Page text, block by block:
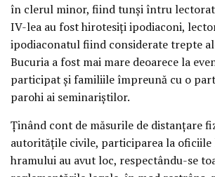
în clerul minor, fiind tunși întru
IV-lea au fost hirotesiți ipodiaconi,
ipodiaconatul fiind considerate trepte
Bucuria a fost mai mare deoarece la
participat și familiile împreună cu o
parohi ai seminariștilor.
Ținând cont de măsurile de distanțare
autoritățile civile, participarea la
hramului au avut loc, respectându-se